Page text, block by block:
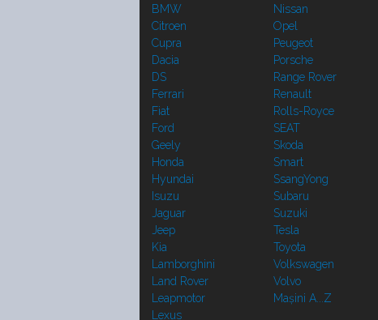
BMW
Citroen
Cupra
Dacia
DS
Ferrari
Fiat
Ford
Geely
Honda
Hyundai
Isuzu
Jaguar
Jeep
Kia
Lamborghini
Land Rover
Leapmotor
Lexus
Nissan
Opel
Peugeot
Porsche
Range Rover
Renault
Rolls-Royce
SEAT
Skoda
Smart
SsangYong
Subaru
Suzuki
Tesla
Toyota
Volkswagen
Volvo
Mașini A...Z